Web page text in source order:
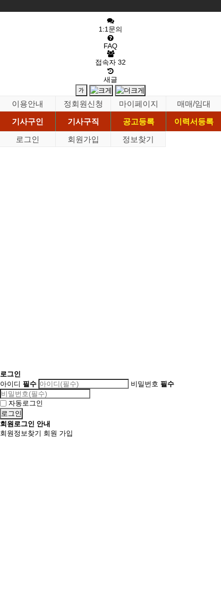
1:1문의
FAQ
접속자 32
새글
이용안내 정회원신청 마이페이지
매매/임대
기사구인
기사구직 공고등록
이력서등록
로그인
회원가입 정보찾기
로그인
아이디 필수 비밀번호 필수
자동로그인
회원로그인 안내
회원정보찾기 회원 가입